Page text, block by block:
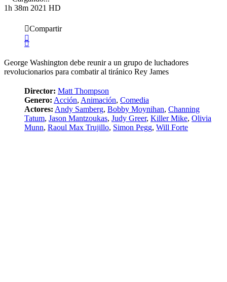
1h 38m 2021 HD
Compartir
George Washington debe reunir a un grupo de luchadores
revolucionarios para combatir al tiránico Rey James
Director: Matt Thompson
Genero: Acción, Animación, Comedia
Actores: Andy Samberg, Bobby Moynihan, Channing
Tatum, Jason Mantzoukas, Judy Greer, Killer Mike, Olivia
Munn, Raoul Max Trujillo, Simon Pegg, Will Forte